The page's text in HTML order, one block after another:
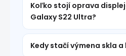
Koľko stojí oprava
Galaxy S22 Ultra?
Kedy stačí výmena skla